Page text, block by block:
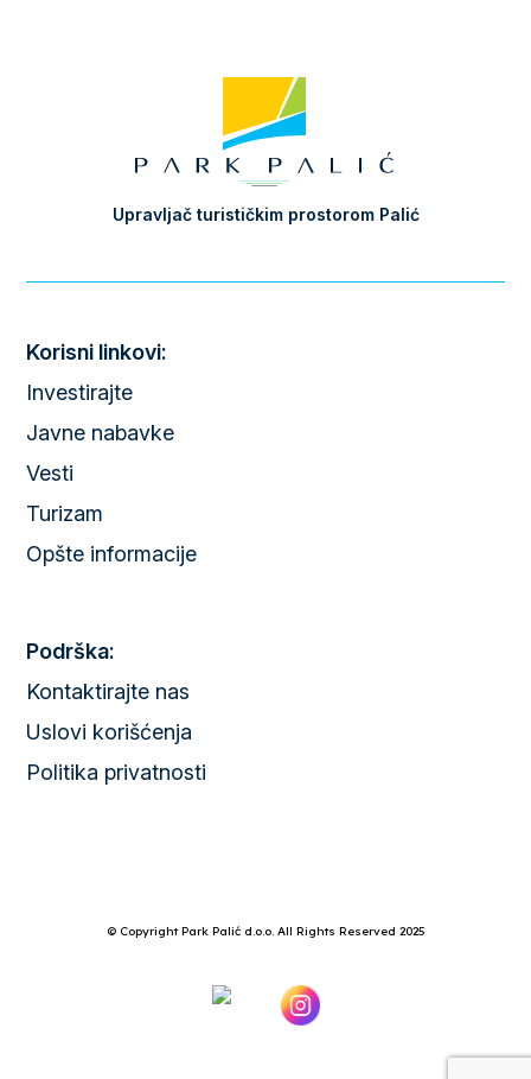
Upravljač turističkim prostorom Palić
Korisni linkovi:
Investirajte
Javne nabavke
Vesti
Turizam
Opšte informacije
Podrška:
Kontaktirajte nas
Uslovi korišćenja
Politika privatnosti
© Copyright Park Palić d.o.o. All Rights Reserved 2025